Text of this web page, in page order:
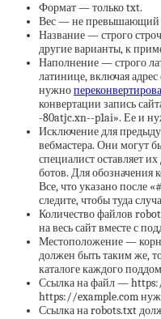
Формат — только txt.
Вес — не превышающий
Название — строго
другие варианты, к
Наполнение — строго
латинице, включая
нужно
конвертации запись
-80atjc.xn--p1ai». Ее и
Исключение для
вебмастера. Они могут
специалист оставляет
ботов. Для обозначения
Все, что указано после
следите, чтобы туда
Количество файлов
на весь сайт вместе с
Местоположение —
должен быть таким же,
каталоге каждого
Ссылка на файл —
https://example.com
Ссылка на robots.txt